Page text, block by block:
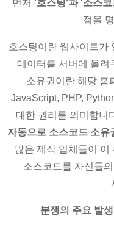
먼저 '호스팅'과 '소스
점을
호스팅이란 웹사이트가
데이터를 서버에 올려
소유권이란 해당 홈
JavaScript, PHP,
대한 권리를 의미합니
자동으로 소스코드 소
많은 제작 업체들이 이
소스코드를 자신들
분쟁의 주요 발